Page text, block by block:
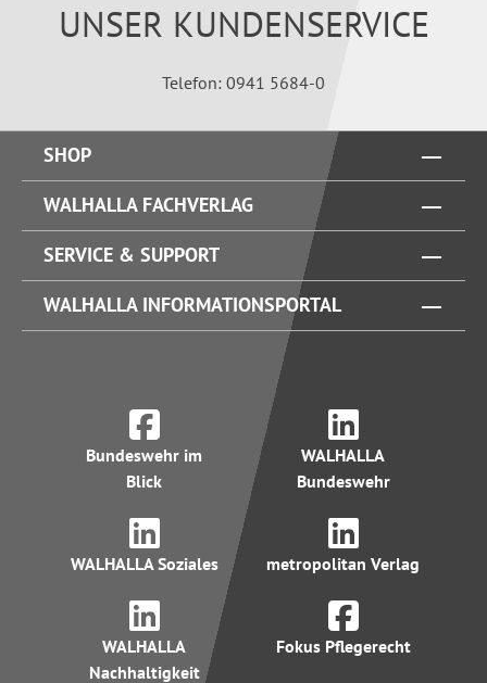
UNSER KUNDENSERVICE
Telefon: 0941 5684-0
SHOP
WALHALLA FACHVERLAG
SERVICE & SUPPORT
WALHALLA INFORMATIONSPORTAL
Bundeswehr im
Blick
WALHALLA
Bundeswehr
WALHALLA Soziales metropolitan Verlag
WALHALLA
Nachhaltigkeit
Fokus Pflegerecht